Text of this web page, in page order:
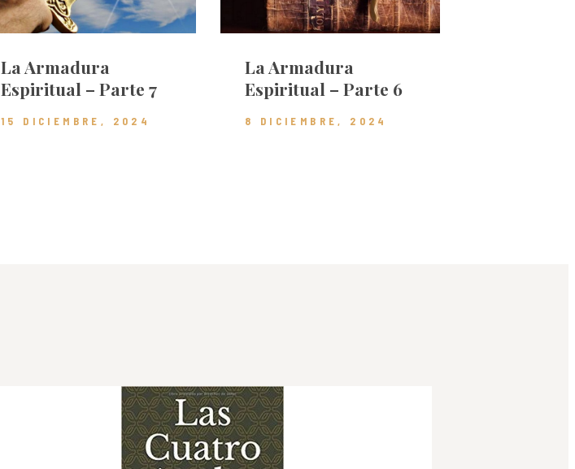
La Armadura
Espiritual – Parte 7
15 DICIEMBRE, 2024
La Armadura
Espiritual – Parte 6
8 DICIEMBRE, 2024